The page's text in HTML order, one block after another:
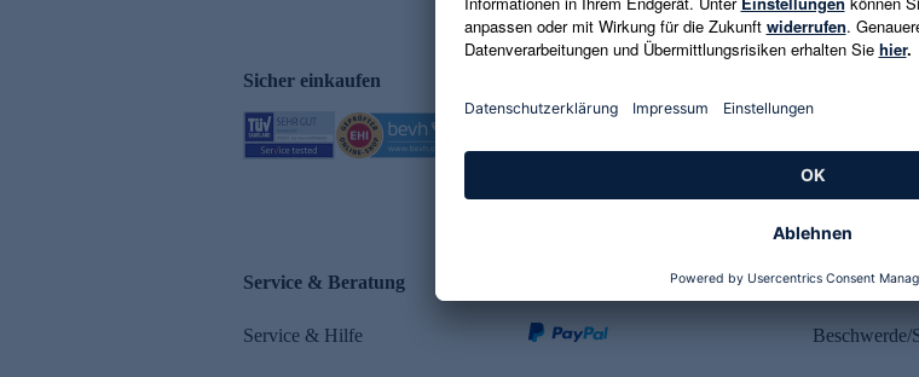
Sicher einkaufen
Service & Beratung
Service & Hilfe
Rechtliches
Beschwerde/